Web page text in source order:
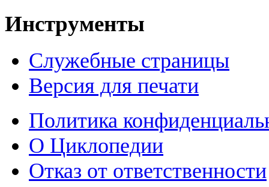
Инструменты
Служебные страницы
Версия для печати
Политика
О Циклопедии
Отказ от ответственности